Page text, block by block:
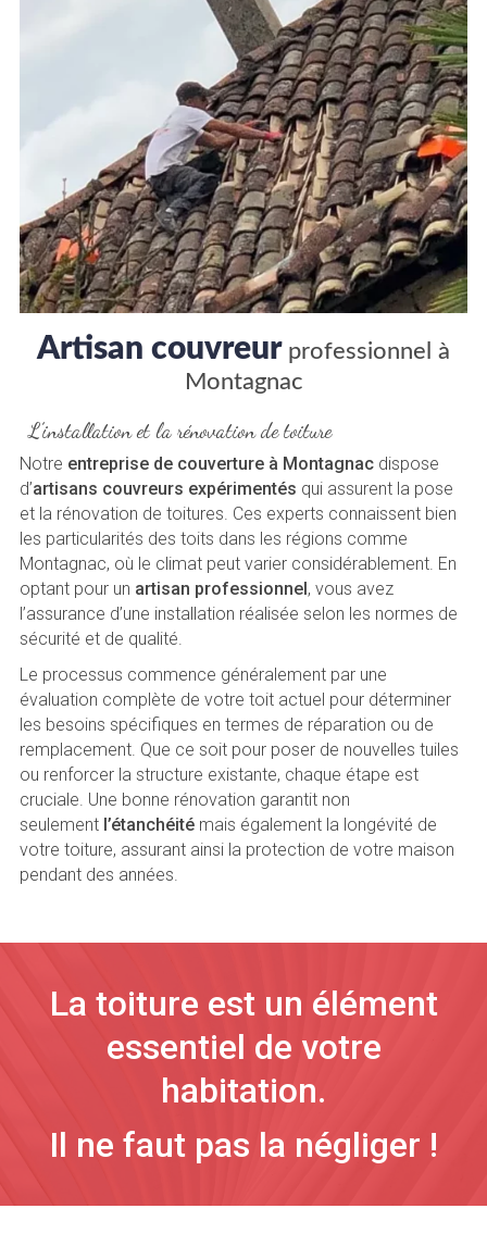
Artisan couvreurprofessionnel à
Montagnac
L’installation et la rénovation de toiture
Notre entreprise de couverture à Montagnacdispose
d’artisans couvreurs expérimentés qui assurent la pose
et la rénovation de toitures. Ces experts connaissent bien
les particularités des toits dans les régions comme
Montagnac, où le climat peut varier considérablement. En
optant pour un artisan professionnel , vous avez
l’assurance d’une installation réalisée selon les normes de
sécurité et de qualité.
Le processus commence généralement par une
évaluation complète de votre toit actuel pour déterminer
les besoins spécifiques en termes de réparation ou de
remplacement. Que ce soit pour poser de nouvelles tuiles
ou renforcer la structure existante, chaque étape est
cruciale. Une bonne rénovation garantit non
seulement l’étanchéitémais également la longévité de
votre toiture, assurant ainsi la protection de votre maison
pendant des années.
La toiture est un élément
essentiel de votre
habitation.
Il ne faut pas la négliger !